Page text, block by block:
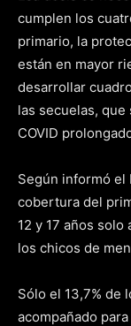
cumplen los
primario, la
están en mayor
desarrollar
las secuelas,
COVID
Según informó el
cobertura del
12 y 17 años solo
los chicos de
Sólo el 13,7% de
acompañado